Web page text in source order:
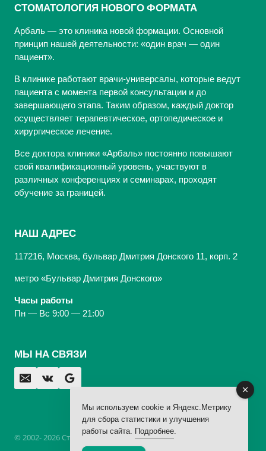
СТОМАТОЛОГИЯ НОВОГО ФОРМАТА
Арбаль — это клиника новой формации. Основной
принцип нашей деятельности: «один врач — один
пациент».
В клинике работают врачи-универсалы, которые ведут
пациента с момента первой консультации и до
завершающего этапа. Таким образом, каждый доктор
осуществляет терапевтическое, ортопедическое и
хирургическое лечение.
Все доктора клиники «Арбаль» постоянно повышают
свой квалификационный уровень, участвуют в
различных конференциях и семинарах, проходят
обучение за границей.
НАШ АДРЕС
117216, Москва, бульвар Дмитрия Донского 11, корп. 2
метро «Бульвар Дмитрия Донского»
Часы работы
Пн — Вс 9:00 — 21:00
МЫ НА СВЯЗИ
© 2002- 2026 Стоматологическая Клиника «Арбаль»,
Мы используем cookie и Яндекс.Метрику
для сбора статистики и улучшения
работы сайта. Подробнее.